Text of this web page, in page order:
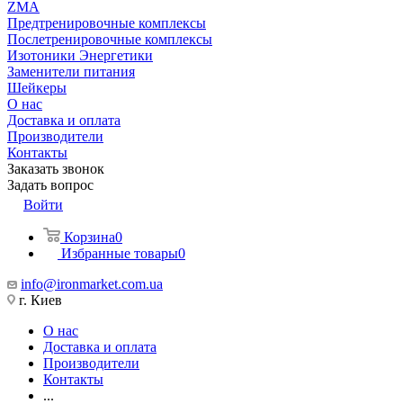
ZMA
Предтренировочные комплексы
Послетренировочные комплексы
Изотоники Энергетики
Заменители питания
Шейкеры
О нас
Доставка и оплата
Производители
Контакты
Заказать звонок
Задать вопрос
Войти
Корзина0
Избранные товары0
info@ironmarket.com.ua
г. Киев
О нас
Доставка и оплата
Производители
Контакты
...